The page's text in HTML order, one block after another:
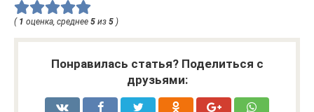
( 1 оценка, среднее 5 из 5 )
Понравилась статья? Поделиться с
друзьями: